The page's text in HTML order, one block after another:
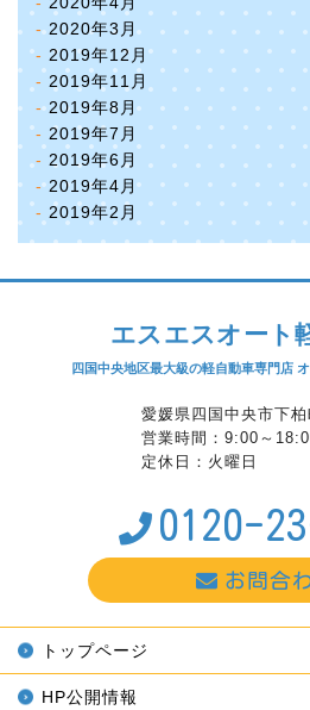
2020年3月
2019年12月
2019年11月
2019年8月
2019年7月
2019年6月
2019年4月
2019年2月
エスエスオート
四国中央地区最大級の軽自動車専門店
愛媛県四国中央市下
営業時間：9:00～
定休日：火曜日
0120-
お問合
トップページ
HP公開情報